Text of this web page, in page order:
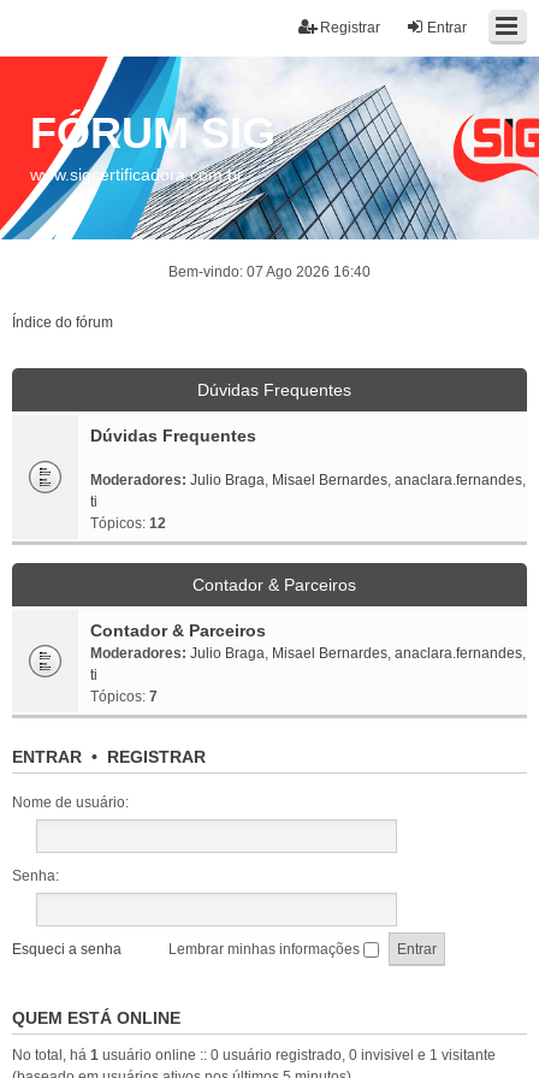
Entrar
Registrar
FÓRUM SIG
www.sigcertificadora.com.br
Bem-vindo: 07 Ago 2026 16:40
Índice do fórum
Dúvidas Frequentes
Dúvidas Frequentes
Moderadores: Julio Braga, Misael Bernardes, anaclara.fernandes,
ti
Tópicos: 12
Contador & Parceiros
Contador & Parceiros
Moderadores: Julio Braga, Misael Bernardes, anaclara.fernandes,
ti
Tópicos: 7
ENTRAR • REGISTRAR
Nome de usuário:
Senha:
Esqueci a senha Lembrar minhas informações
QUEM ESTÁ ONLINE
No total, há 1 usuário online :: 0 usuário registrado, 0 invisivel e 1 visitante